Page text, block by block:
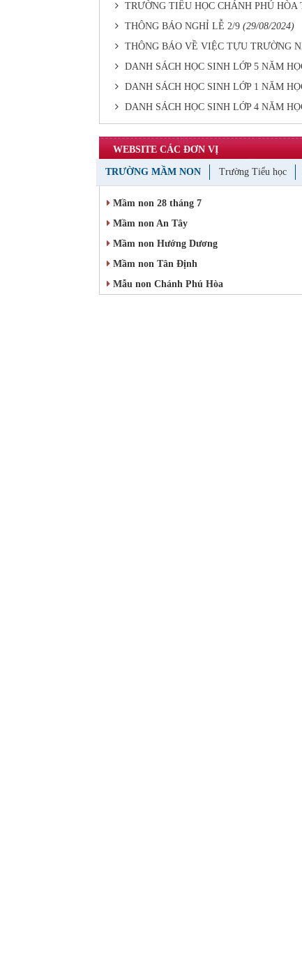
TRƯỜNG TIỂU HỌC CHÁNH PHÚ
THÔNG BÁO NGHỈ LỄ 2/9 (29/08/2024)
THÔNG BÁO VỀ VIỆC TỰU TRƯỜNG
DANH SÁCH HỌC SINH LỚP 5 NĂM
DANH SÁCH HỌC SINH LỚP 1 NĂM
DANH SÁCH HỌC SINH LỚP 4 NĂM
WEBSITE CÁC ĐƠN VỊ
TRƯỜNG MẦM NON Trường Tiểu học
Mầm non 28 tháng 7
Mầm non An Tây
Mầm non Hướng Dương
Mầm non Tân Định
Mẫu non Chánh Phú Hòa